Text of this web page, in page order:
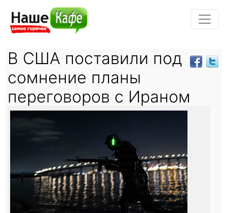
В США поставили под
сомнение планы
переговоров с Ираном